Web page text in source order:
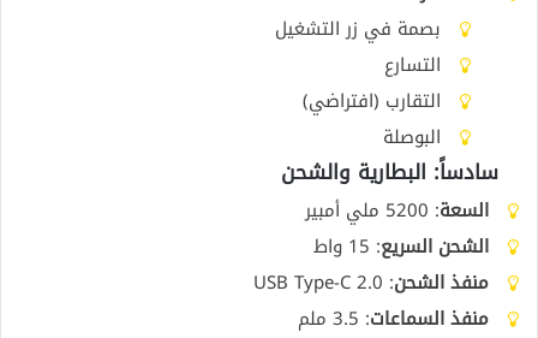
بصمة في زر التشغيل
التسارع
التقارب (افتراضي)
البوصلة
سادساً: البطارية والشحن
السعة: 5200 ملي أمبير
الشحن السريع: 15 واط
منفذ الشحن: USB Type-C 2.0
منفذ السماعات: 3.5 ملم